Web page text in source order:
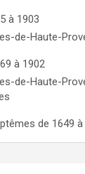
à 1903
de-Haute-
à 1902
de-Haute-
de 1649 à